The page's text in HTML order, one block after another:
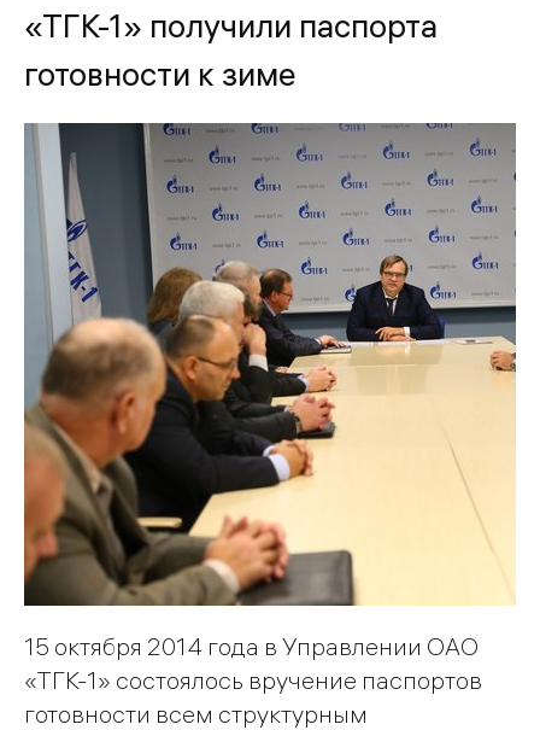
«ТГК-1» получили паспорта
готовности к зиме
15 октября 2014 года в Управлении ОАО
«ТГК-1» состоялось вручение паспортов
готовности всем структурным